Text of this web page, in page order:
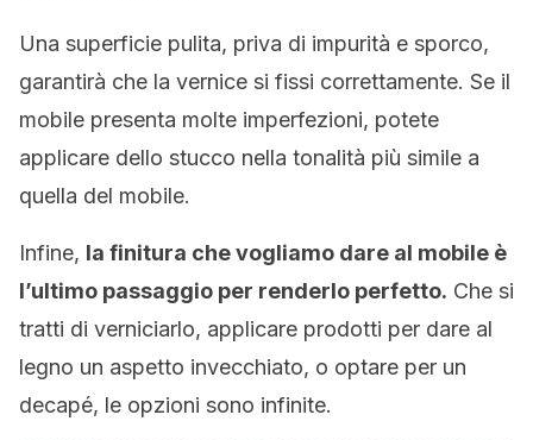
Una superficie pulita, priva di impurità e sporco,
garantirà che la vernice si fissi correttamente. Se il
mobile presenta molte imperfezioni, potete
applicare dello stucco nella tonalità più simile a
quella del mobile.
Infine, la finitura che vogliamo dare al mobile è
l’ultimo passaggio per renderlo perfetto. Che si
tratti di verniciarlo, applicare prodotti per dare al
legno un aspetto invecchiato, o optare per un
decapé, le opzioni sono infinite.